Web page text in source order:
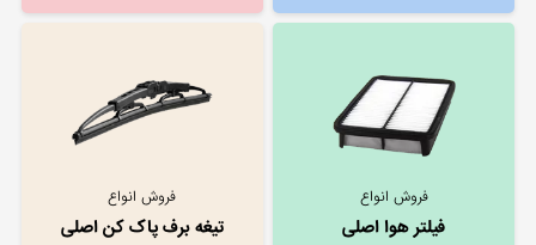
فروش انواع
فیلتر هوا اصلی
فروش انواع
تیغه برف پاک کن اصلی